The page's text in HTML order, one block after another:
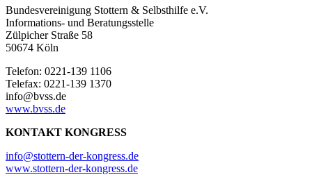
Bundesvereinigung Stottern & Selbsthilfe e.V.
Informations- und Beratungsstelle
Zülpicher Straße 58
50674 Köln
Telefon: 0221-139 1106
Telefax: 0221-139 1370
info@bvss.de
www.bvss.de
KONTAKT KONGRESS
info@stottern-der-kongress.de
www.stottern-der-kongress.de